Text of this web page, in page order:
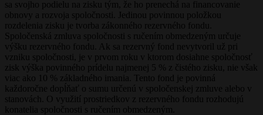
sa svojho podielu na zisku tým, že ho prenechá na financovanie
obnovy a rozvoja spoločnosti. Jedinou povinnou položkou
rozdelenia zisku je tvorba zákonného rezervného fondu.
Spoločenská zmluva spoločnosti s ručením obmedzeným určuje
výšku rezervného fondu. Ak sa rezervný fond nevytvoril už pri
vzniku spoločnosti, je v prvom roku v ktorom dosiahne spoločnosť
zisk výška povinného prídelu najmenej 5 % z čistého zisku, nie však
viac ako 10 % základného imania. Tento fond je povinná
každoročne dopĺňať o sumu určenú v spoločenskej zmluve alebo v
stanovách. O využití prostriedkov z rezervného fondu rozhodujú
konatelia spoločnosti s ručením obmedzeným.